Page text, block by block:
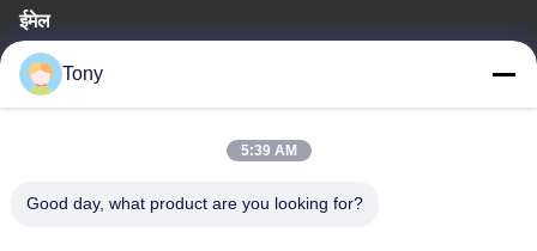
ईमेल
tony@chinacosmeticpackaging.com
हमारा पता
Tony
5:39 AM
Good day, what product are you looking for?